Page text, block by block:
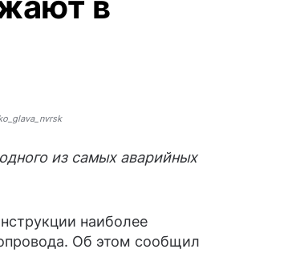
из самых аварийных
наиболее
Об этом сообщил